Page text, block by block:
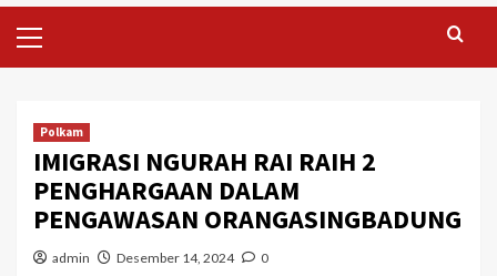
Menu
Polkam
IMIGRASI NGURAH RAI RAIH 2
PENGHARGAAN DALAM
PENGAWASAN ORANGASINGBADUNG
admin Desember 14, 2024 0